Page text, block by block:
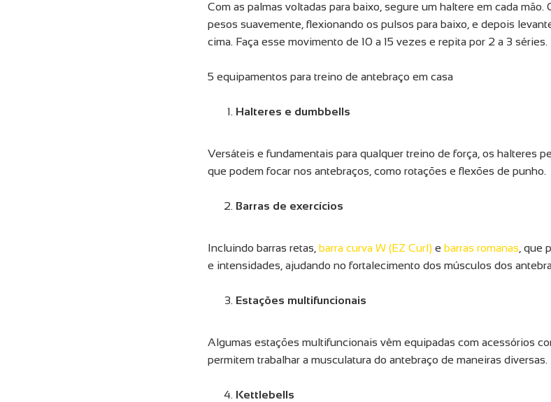
Com as palmas voltadas para baixo, segure um haltere em cada
pesos suavemente, flexionando os pulsos para baixo, e depois
cima. Faça esse movimento de 10 a 15 vezes e repita por 2 a 3 séries.
5 equipamentos para treino de antebraço em casa
Halteres e dumbbells
Versáteis e fundamentais para qualquer treino de força, os halteres
que podem focar nos antebraços, como rotações e flexões de punho.
Barras de exercícios
Incluindo barras retas, barra curva W (EZ Curl) e barras romanas, que
e intensidades, ajudando no fortalecimento dos músculos dos
Estações multifuncionais
Algumas estações multifuncionais vêm equipadas com acessórios
permitem trabalhar a musculatura do antebraço de maneiras diversas.
Kettlebells